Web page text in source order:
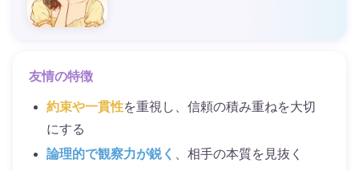
友情の特徴
約束や一貫性を重視し、信頼の積み重ねを大切
にする
論理的で観察力が鋭く
、相手の本質を見抜く